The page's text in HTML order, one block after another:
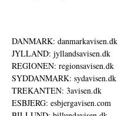
DANMARK: danmarkavisen.dk
JYLLAND: jyllandsavisen.dk
REGIONEN: regionsavisen.dk
SYDDANMARK: sydavisen.dk
TREKANTEN: 3avisen.dk
ESBJERG: esbjergavisen.com